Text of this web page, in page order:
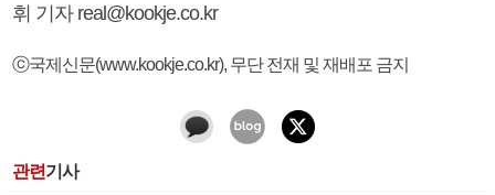
휘 기자 real@kookje.co.kr
ⓒ국제신문(www.kookje.co.kr), 무단 전재 및 재배포 금지
관련기사